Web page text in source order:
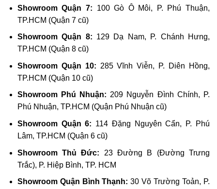
Showroom Quận 7: 100 Gò Ô Môi, P. Phú Thuận,
TP.HCM (Quận 7 cũ)
Showroom Quận 8: 129 Dạ Nam, P. Chánh Hưng,
TP.HCM (Quận 8 cũ)
Showroom Quận 10: 285 Vĩnh Viễn, P. Diên Hồng,
TP.HCM (Quận 10 cũ)
Showroom Phú Nhuận: 209 Nguyễn Đình Chính, P.
Phú Nhuận, TP.HCM (Quận Phú Nhuận cũ)
Showroom Quận 6: 114 Đặng Nguyên Cẩn, P. Phú
Lâm, TP.HCM (Quận 6 cũ)
Showroom Thủ Đức: 23 Đường B (Đường Trưng
Trắc), P. Hiệp Bình, TP. HCM
Showroom Quận Bình Thạnh: 30 Võ Trường Toản, P.